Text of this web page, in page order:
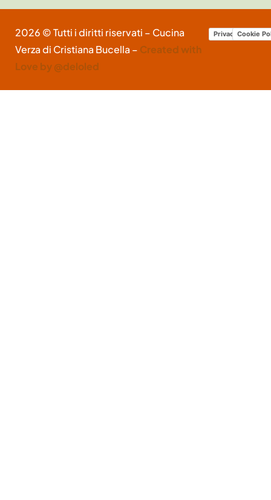
2026 © Tutti i diritti riservati – Cucina
Verza di Cristiana Bucella – Created with
Love by @deloled
Privacy Policy
Cookie